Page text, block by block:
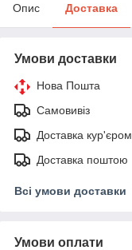
Опис Доставка
Умови доставки
Нова Пошта
Самовивіз
Доставка кур'єром
Доставка поштою
Всі умови доставки
Умови оплати